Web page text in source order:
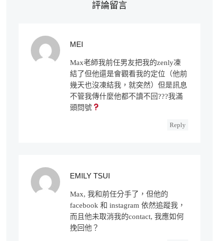
評論留言
MEI
Max老師我前任男友把我的zenly凍
結了但他還是會觀看我的定位（他前
幾天也沒凍結我，就突然）但是訊息
不管我傳什麼他都不讀不回???我滿
頭問號
Reply
EMILY TSUI
Max, 我和前任分手了，但他的
facebook 和 instagram 依然追蹤我，
而且他未取消我的contact, 我應如何
挽回他？